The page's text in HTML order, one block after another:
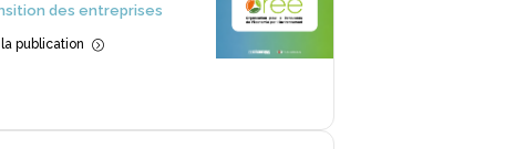
des entreprises
publication =